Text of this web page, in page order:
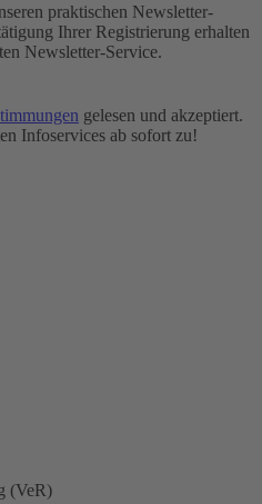
praktischen Newsletter-
Ihrer Registrierung erhalten
Newsletter-Service.
gelesen und akzeptiert.
Infoservices ab sofort zu!
(VeR)